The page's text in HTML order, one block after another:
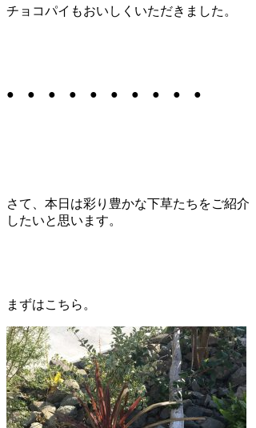
チョコパイもおいしくいただきました。
● ● ● ● ● ● ● ● ● ●
さて、本日は彩り豊かな下草たちをご紹介
したいと思います。
まずはこちら。